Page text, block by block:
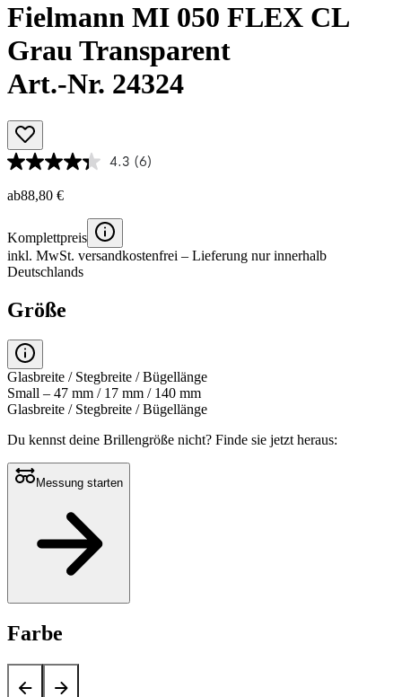
Fielmann MI 050 FLEX CL
Grau Transparent
Art.-Nr. 24324
4.3 (6)
ab88,80 €
Komplettpreis
inkl. MwSt. versandkostenfrei – Lieferung nur innerhalb
Deutschlands
Größe
Glasbreite / Stegbreite / Bügellänge
Small – 47 mm / 17 mm / 140 mm
Glasbreite / Stegbreite / Bügellänge
Du kennst deine Brillengröße nicht? Finde sie jetzt heraus:
Messung starten
Farbe